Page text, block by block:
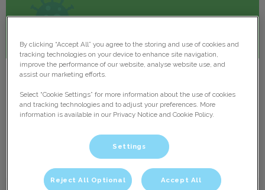
Corona-maatregelen vervallen
Ook bij ons zijn de corona-maatregelen vervallen. Wel
blijft het verzoek om per pin te betalen.
Lees hier meer over
By clicking “Accept All” you agree to the storing and use of cookies and
tracking technologies on your device to enhance site navigation,
improve the performance of our website, analyse website use, and
assist our marketing efforts.
Select “Cookie Settings” for more information about the use of cookies
and tracking technologies and to adjust your preferences. More
information is available in our Privacy Notice and Cookie Policy.
Settings
Reject All Optional Accept All